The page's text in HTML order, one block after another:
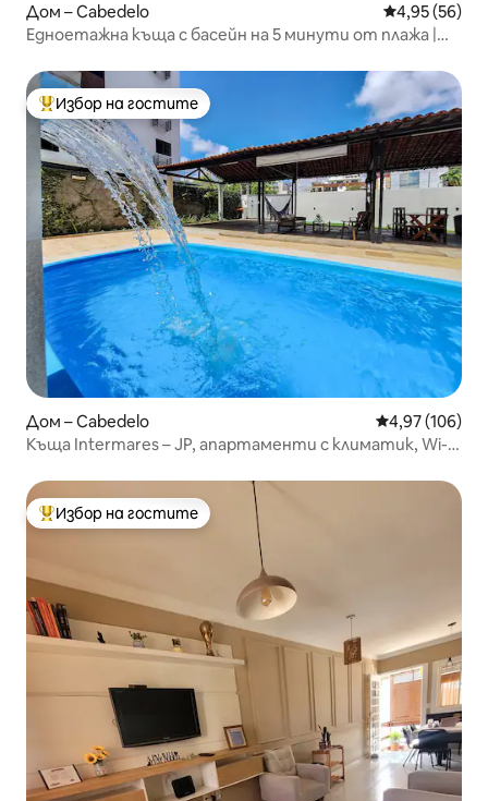
Дом – Cabedelo Средна
4,95 (56)
Едноетажна къща с басейн на 5 минути от плажа |
Най-популярен избор на гостите
Избор на гостите
Дом – Cabedelo Средна
4,97 (106)
Къща Intermares – JP, апартаменти с климатик, Wi-Fi
Най-популярен избор на гостите
Избор на гостите